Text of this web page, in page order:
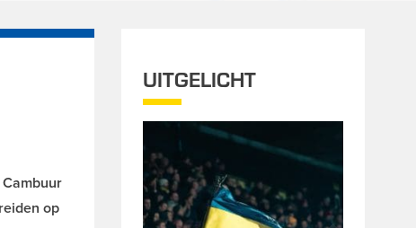
op
UITGELICHT